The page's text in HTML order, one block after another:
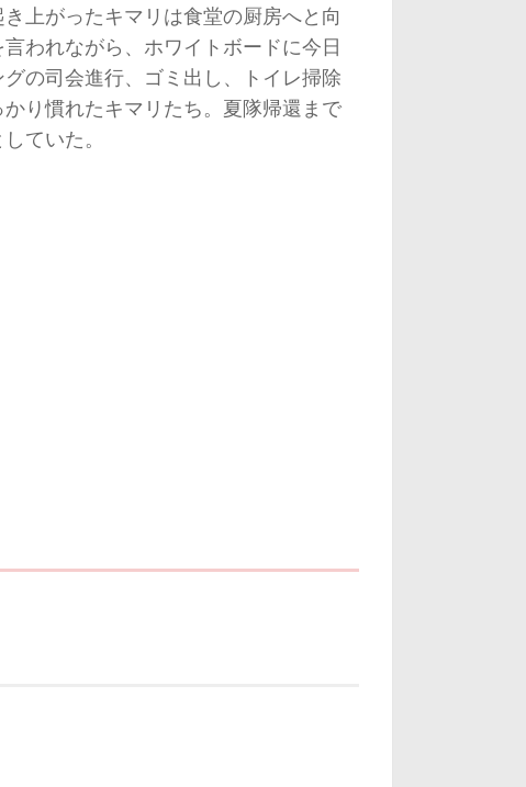
上がったキマリは食堂の厨房へと向
われながら、ホワイトボードに今日
の司会進行、ゴミ出し、トイレ掃除
り慣れたキマリたち。夏隊帰還まで
ていた。